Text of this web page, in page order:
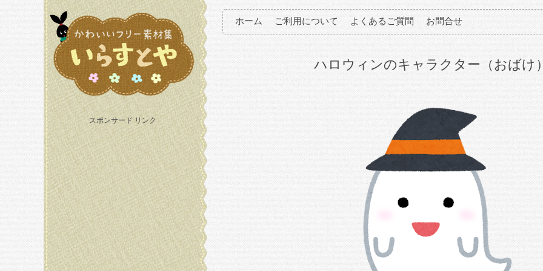
スポンサード リンク
ホーム ご利用について よくあるご質問 お問合せ
ハロウィンのキャラクター（おばけ